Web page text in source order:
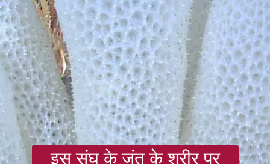
इस संघ के जंतु के शरीर पर